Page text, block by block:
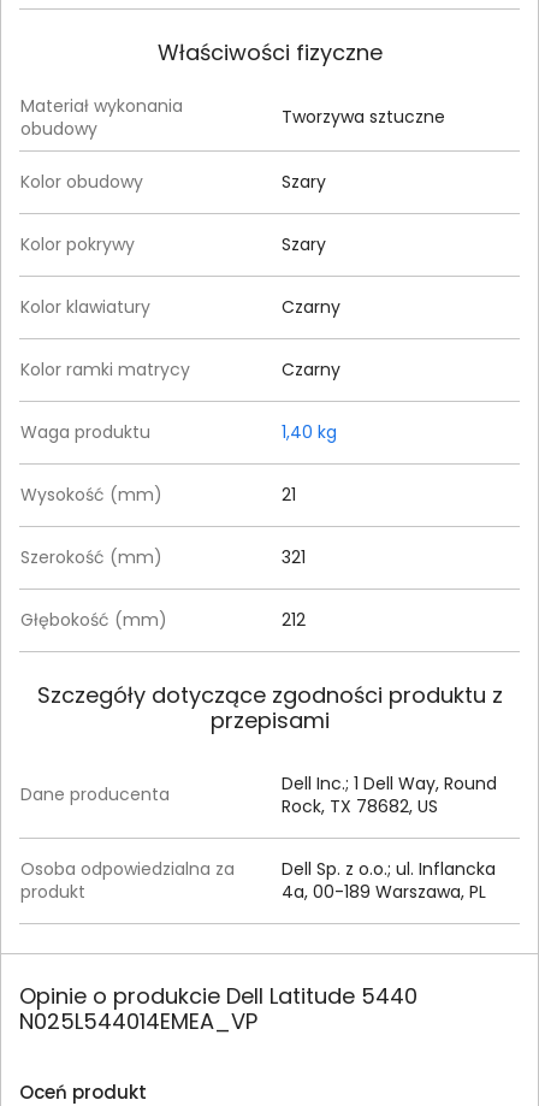
Właściwości fizyczne
Materiał wykonania
obudowy
Tworzywa sztuczne
Kolor obudowy Szary
Kolor pokrywy Szary
Kolor klawiatury Czarny
Kolor ramki matrycy Czarny
Waga produktu 1,40 kg
Wysokość (mm) 21
Szerokość (mm) 321
Głębokość (mm) 212
Szczegóły dotyczące zgodności produktu z
przepisami
Dane producenta
Dell Inc.; 1 Dell Way, Round
Rock, TX 78682, US
Osoba odpowiedzialna za
produkt
Dell Sp. z o.o.; ul. Inflancka
4a, 00-189 Warszawa, PL
Opinie o produkcie Dell Latitude 5440
N025L544014EMEA_VP
Oceń produkt